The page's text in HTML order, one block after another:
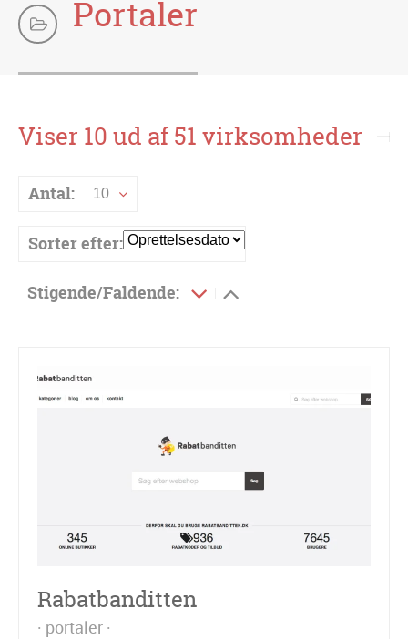
Portaler
Viser 10 ud af 51 virksomheder
Antal: 10
Sorter efter:
Stigende/Faldende:
Rabatbanditten
portaler